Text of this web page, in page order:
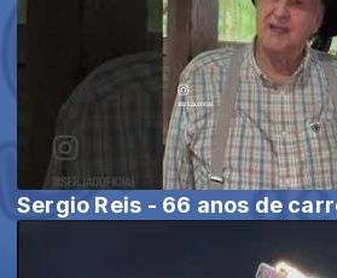
Sergio Reis - 66 anos de